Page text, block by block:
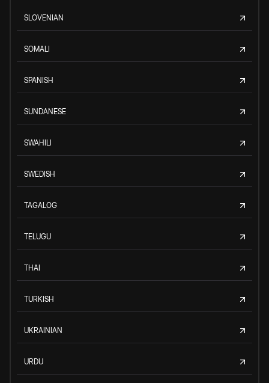
SLOVENIAN
SOMALI
SPANISH
SUNDANESE
SWAHILI
SWEDISH
TAGALOG
TELUGU
THAI
TURKISH
UKRAINIAN
URDU